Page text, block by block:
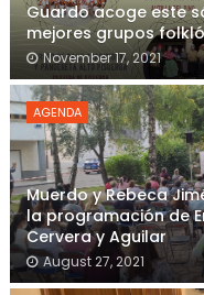
Guardo acoge este
mejores grupos
November 17, 2021
AGENDA
Muerdo y Rebeca
la programación de
Cervera y Aguilar
August 27, 2021